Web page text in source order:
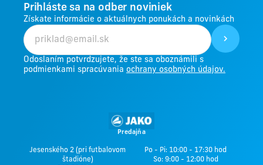
Prihláste sa na odber noviniek
Získate informácie o aktuálnych ponukách a novinkách
Odoslaním potvrdzujete, že ste sa oboznámili s
podmienkami spracúvania ochrany osobných údajov.
Predajňa
Jesenského 2 (pri futbalovom
štadióne)
Po - Pi: 10:00 - 17:30 hod
So: 9:00 - 12:00 hod